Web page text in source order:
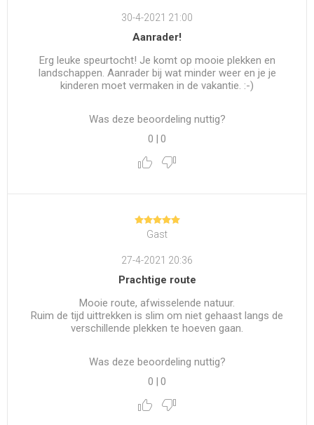
30-4-2021 21:00
Aanrader!
Erg leuke speurtocht! Je komt op mooie plekken en
landschappen. Aanrader bij wat minder weer en je je
kinderen moet vermaken in de vakantie. :-)
Was deze beoordeling nuttig?
0 | 0
Gast
27-4-2021 20:36
Prachtige route
Mooie route, afwisselende natuur.
Ruim de tijd uittrekken is slim om niet gehaast langs de
verschillende plekken te hoeven gaan.
Was deze beoordeling nuttig?
0 | 0